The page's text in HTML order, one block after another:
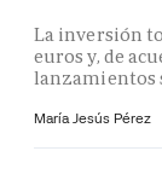
La inversión
euros y, de
lanzamientos
María Jesús Pérez